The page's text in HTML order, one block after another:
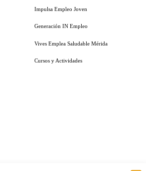
Impulsa Empleo Joven
Generación IN Empleo
Vives Emplea Saludable Mérida
Cursos y Actividades